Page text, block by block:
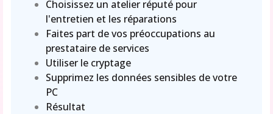
Choisissez un atelier réputé pour
l'entretien et les réparations
Faites part de vos préoccupations au
prestataire de services
Utiliser le cryptage
Supprimez les données sensibles de votre
PC
Résultat